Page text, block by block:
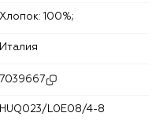
Хлопок: 100%;
Италия
7039667
HUQ023/L0E08/4-8